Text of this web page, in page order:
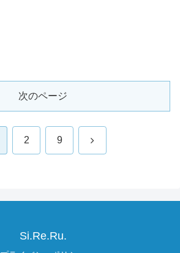
次のページ
2 9 次
Si.Re.Ru.